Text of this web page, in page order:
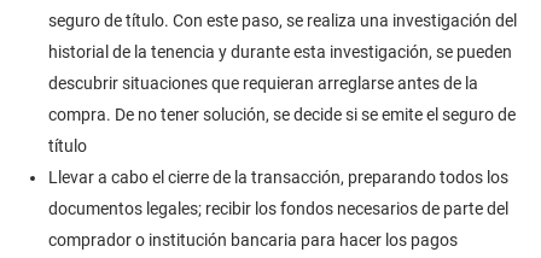
seguro de título. Con este paso, se realiza una investigación del
historial de la tenencia y durante esta investigación, se pueden
descubrir situaciones que requieran arreglarse antes de la
compra. De no tener solución, se decide si se emite el seguro de
título
Llevar a cabo el cierre de la transacción, preparando todos los
documentos legales; recibir los fondos necesarios de parte del
comprador o institución bancaria para hacer los pagos